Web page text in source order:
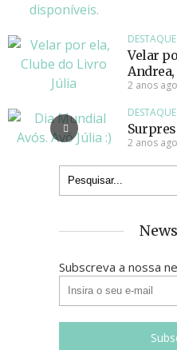
DESTAQUE
Velar
2 anos ago
DESTAQUE
2 anos ago
Subscreva a nossa